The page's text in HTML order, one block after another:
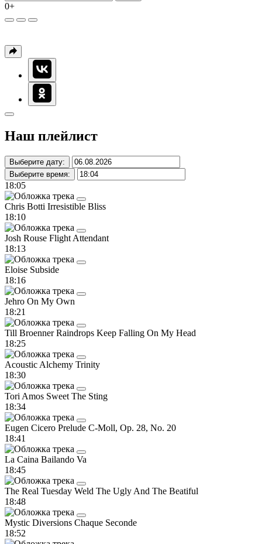
0+
Наш плейлист
Выберите дату:
Выберите время:
18:05
Chris Botti Irresistible Bliss
18:10
Josh Rouse Flight Attendant
18:13
Eloise Subside
18:16
Jehro On My Own
18:21
Till BroennerRaindrops Keep Falling On My Head
18:25
Acoustic Alchemy Trinity
18:30
Tori Amos Sweet The Sting
18:34
Eugen Cicero Prelude C-Moll, Op. 28, No. 20
18:41
La Caina Bailando Va
18:45
The Real Tuesday Weld The Ugly And The Beatiful
18:48
Mystic Diversions Chaque Seconde
18:52